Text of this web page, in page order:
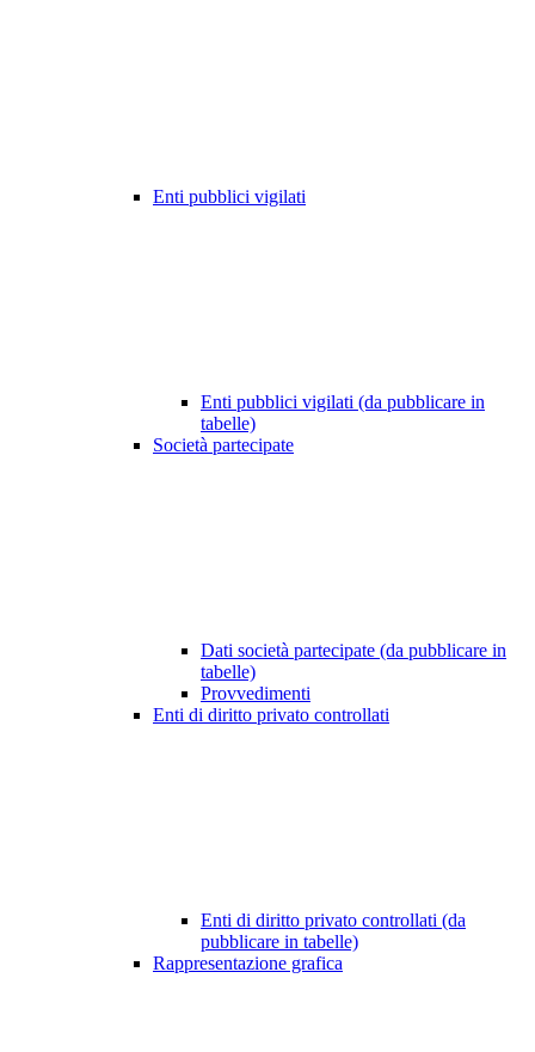
Enti pubblici vigilati
Enti pubblici vigilati (da pubblicare in
tabelle)
Società partecipate
Dati società partecipate (da pubblicare in
tabelle)
Provvedimenti
Enti di diritto privato controllati
Enti di diritto privato controllati (da
pubblicare in tabelle)
Rappresentazione grafica